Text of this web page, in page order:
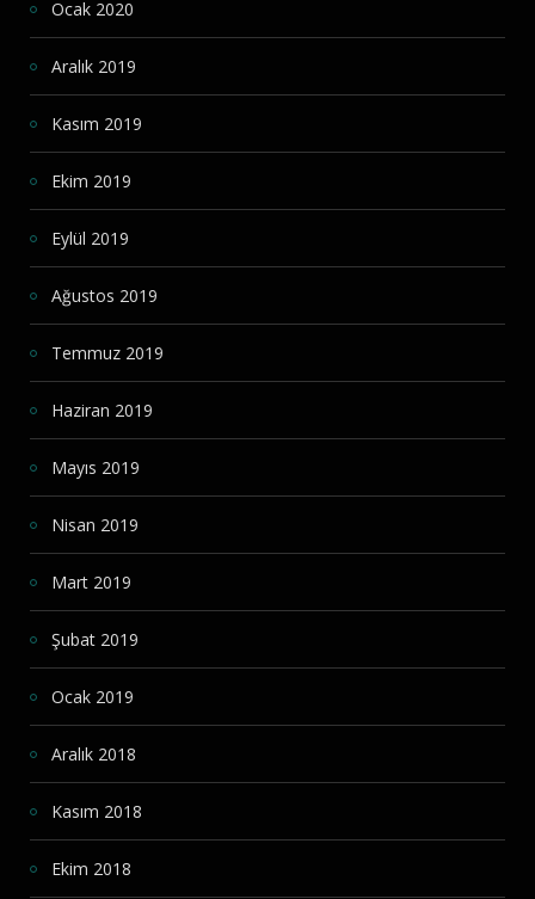
Ocak 2020
Aralık 2019
Kasım 2019
Ekim 2019
Eylül 2019
Ağustos 2019
Temmuz 2019
Haziran 2019
Mayıs 2019
Nisan 2019
Mart 2019
Şubat 2019
Ocak 2019
Aralık 2018
Kasım 2018
Ekim 2018